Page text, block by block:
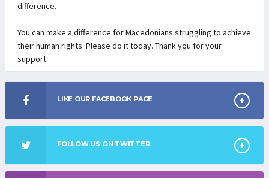
difference.
You can make a difference for Macedonians struggling to achieve
their human rights. Please do it today. Thank you for your
support.
LIKE OUR FACEBOOK PAGE
FOLLOW US ON TWITTER